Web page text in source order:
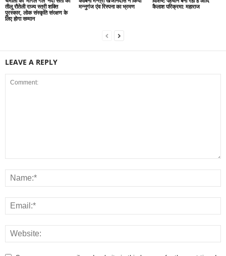
तीलू रौतेली राज्य स्त्री शक्ति
पुरस्कार, लोक संस्कृति संरक्षण के
लिए होगा सम्मान
मन्नुगंज एंव रिस्पना का भ्रमण
कैलाश परिक्रमा: महाराज
LEAVE A REPLY